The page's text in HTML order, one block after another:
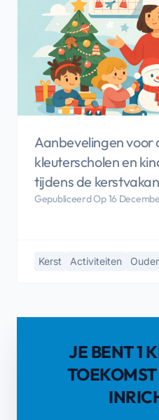
Aanbevelingen voor
kleuterscholen en
tijdens de
Gepubliceerd Op 16
Kerst Activiteiten
JE BENT 1